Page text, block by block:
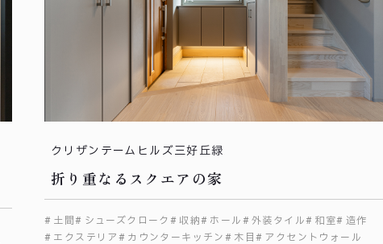
クリザンテームヒルズ三好丘緑
折り重なるスクエアの家
土間 シューズクローク 収納 ホール 外装タイル 和室
造作
エクステリア
カウンターキッチン 木目
アクセントウォール